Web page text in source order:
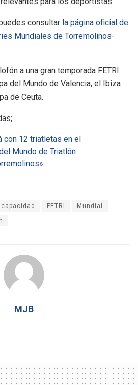
consultar la página oficial de
Mundiales de Torremolinos-
a una gran temporada FETRI
del Mundo de Valencia, el Ibiza
de Ceuta.
con 12 triatletas en el
Mundo de Triatlón
FETRI Mundial
MJB